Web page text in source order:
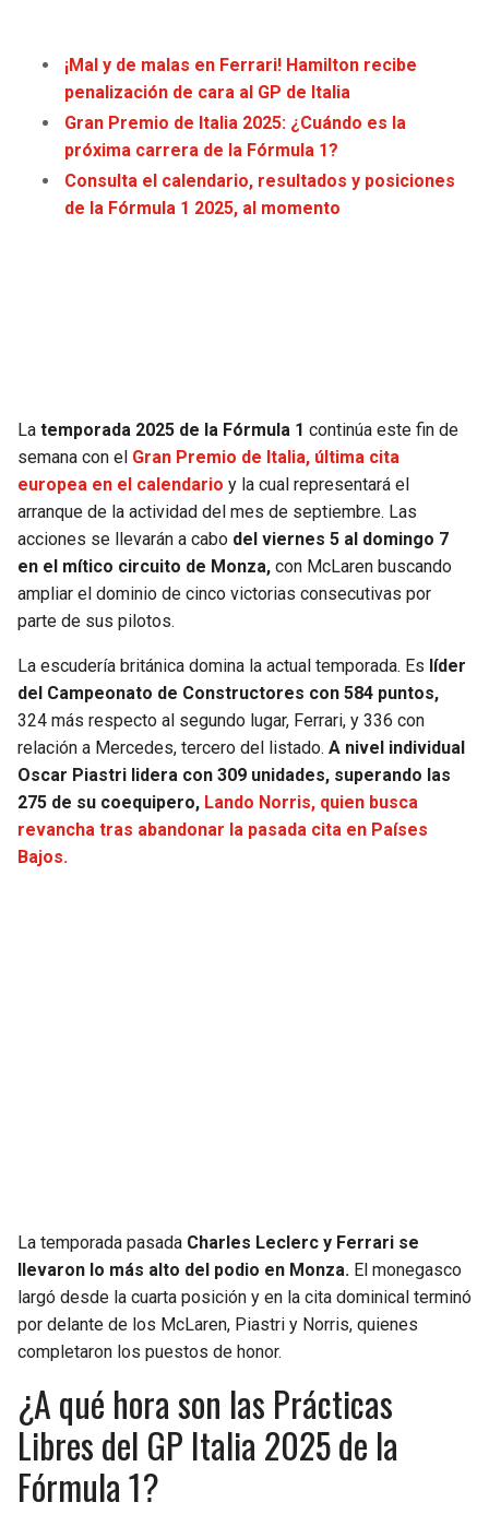
LEAGUES CUP
UEFA CONFERENCE LEAGUE
COPA LIBERTADORES
COPA SUDAMERICANA
COLTS
JAGUARS
TITANS
COWBOYS
COMMANDERS
VIKINGS
FALCONS
PANTHERS
SAINTS
BUCCANEERS
MAGIC
WIZARDS
WARRIORS
CLIPPERS
KINGS
THUNDER
TRAIL BLAZERS
JAZZ
¡Mal y de malas en Ferrari! Hamilton recibe
penalización de cara al GP de Italia
Gran Premio de Italia 2025: ¿Cuándo es la
próxima carrera de la Fórmula 1?
Consulta el calendario, resultados y posiciones
de la Fórmula 1 2025, al momento
La temporada 2025 de la Fórmula 1 continúa este fin de
semana con el Gran Premio de Italia, última cita
europea en el calendario y la cual representará el
arranque de la actividad del mes de septiembre. Las
acciones se llevarán a cabo del viernes 5 al domingo 7
en el mítico circuito de Monza, con McLaren buscando
ampliar el dominio de cinco victorias consecutivas por
parte de sus pilotos.
La escudería británica domina la actual temporada. Es líder
del Campeonato de Constructores con 584 puntos,
324 más respecto al segundo lugar, Ferrari, y 336 con
relación a Mercedes, tercero del listado. A nivel individual
Oscar Piastri lidera con 309 unidades, superando las
275 de su coequipero, Lando Norris, quien busca
revancha tras abandonar la pasada cita en Países
Bajos.
La temporada pasada Charles Leclerc y Ferrari se
llevaron lo más alto del podio en Monza. El monegasco
largó desde la cuarta posición y en la cita dominical terminó
por delante de los McLaren, Piastri y Norris, quienes
completaron los puestos de honor.
¿A qué hora son las Prácticas
Libres del GP Italia 2025 de la
Fórmula 1?